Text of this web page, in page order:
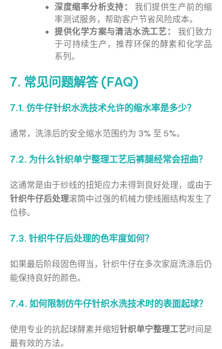
深度缩率分析支持：
我们提供生产前的缩
率测试服务，帮助客户节省风险成本。
提供化学方案与清洁水洗工艺：
我们致力
于可持续生产，推荐环保的酵素和化学品
系列。
7. 常见问题解答 (FAQ)
7.1. 仿牛仔针织水洗技术允许的缩水率是多少？
通常，洗涤后的安全缩水范围约为 3% 至 5%。
7.2. 为什么针织单宁整理工艺后裤腿经常会扭曲？
这通常是由于纱线的扭矩应力未得到良好处理，或由于
针织牛仔后处理滚筒中过强的机械力使线圈结构发生了
位移。
7.3. 针织牛仔后处理的色牢度如何？
如果最后阶段固色得当，针织牛仔在多次家庭洗涤后仍
能保持良好的颜色。
7.4. 如何限制仿牛仔针织水洗技术时的表面起球？
使用专业的抗起球酵素并缩短针织单宁整理工艺时间是
最有效的方法。